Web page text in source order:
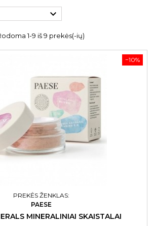

1-9 iš 9 prekės(-ių)
−10%
PREKĖS ŽENKLAS:
PAESE
MINERALINIAI SKAISTALAI